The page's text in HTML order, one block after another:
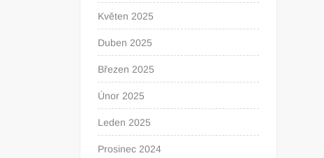
Květen 2025
Duben 2025
Březen 2025
Únor 2025
Leden 2025
Prosinec 2024